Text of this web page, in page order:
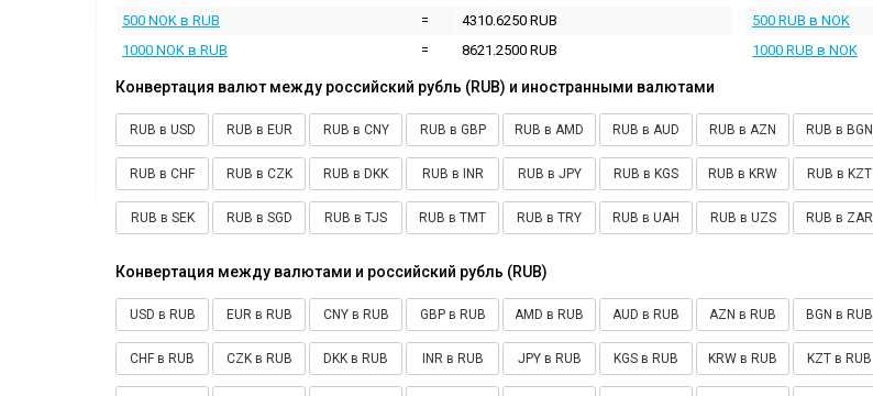
500 NOK в RUB
=
4310.6250 RUB
1000 NOK в RUB
= 8621.2500 RUB
500 RUB в NOK
1000 RUB в NOK
Конвертация валют между российский рубль (RUB) и иностранными валютами
RUB в USD RUB в EUR RUB в CNY RUB в GBP RUB в AMD RUB в AUD RUB в AZN RUB в BGN
RUB в CHF RUB в CZK RUB в DKK RUB в INR RUB в JPY RUB в KGS RUB в KRW RUB в KZT
RUB в SEK RUB в SGD RUB в TJS RUB в TMT RUB в TRY RUB в UAH RUB в UZS RUB в ZAR
Конвертация между валютами и российский рубль (RUB)
USD в RUB EUR в RUB CNY в RUB GBP в RUB AMD в RUB AUD в RUB AZN в RUB BGN в RUB
CHF в RUB CZK в RUB DKK в RUB INR в RUB JPY в RUB KGS в RUB KRW в RUB KZT в RUB